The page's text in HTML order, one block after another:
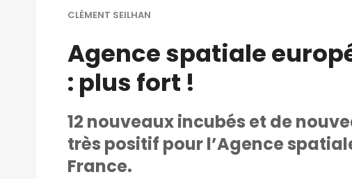
CLÉMENT SEILHAN
Agence spatiale
: plus fort !
12 nouveaux incubés et de
très positif pour l’Agence
France.